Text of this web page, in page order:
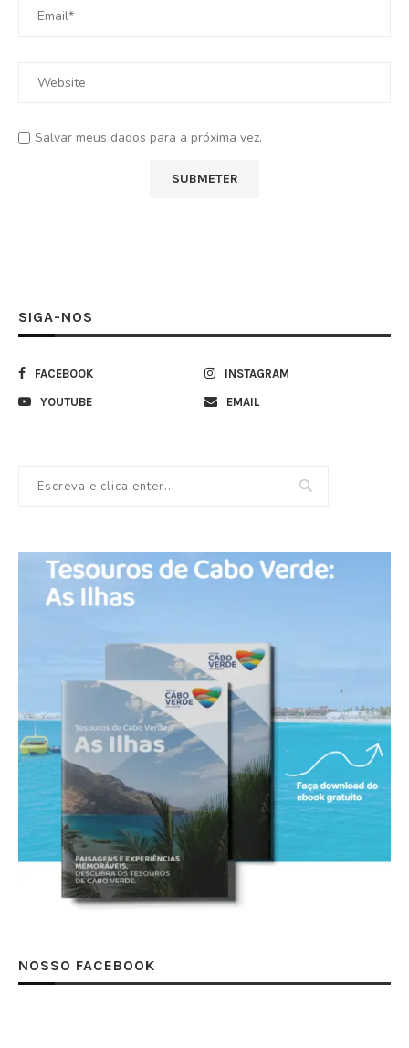
Salvar meus dados para a próxima vez.
SIGA-NOS
FACEBOOK INSTAGRAM
YOUTUBE EMAIL
NOSSO FACEBOOK